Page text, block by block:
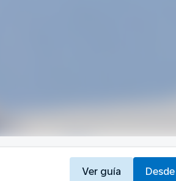
Ver guía